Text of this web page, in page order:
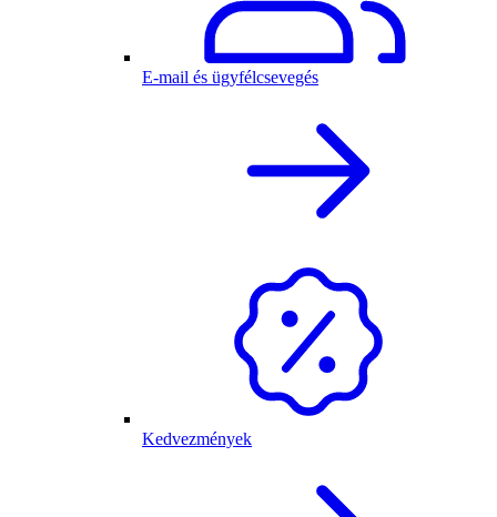
E-mail és ügyfélcsevegés
Kedvezmények